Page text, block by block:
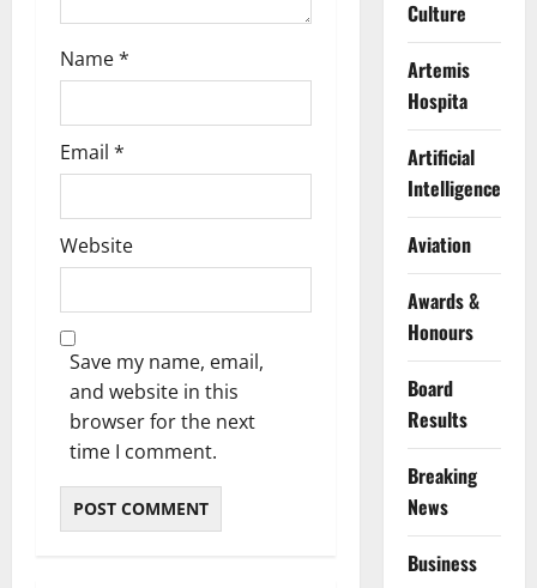
Name*
Email *
Website
Save my name, email,
and website in this
browser for the next
time I comment.
Culture
Artemis
Hospita
Artificial
Intelligence
Aviation
Awards &
Honours
Board
Results
Breaking
News
Business